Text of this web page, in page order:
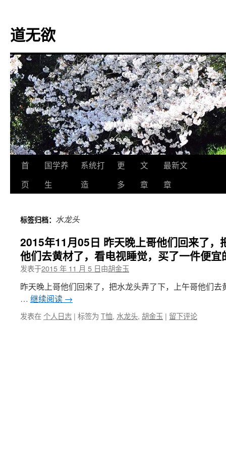
道无欲
跳
文
首
页
国学养
生
系统打
造
更
多
文
章
最新文
章
标签归档： 水龙头
2015年11月05日 昨天晚上哥他们回来了，
他们去黄材了，看电视睡觉，买了一件便宜
发表于2015 年 11 月 5 日由胡金玉
昨天晚上哥他们回来了，把水龙头弄了下，上午哥他们
… 继续阅读 →
发表在个人日志 | 标签为 T恤, 水龙头, 胡金玉 | 留下评论